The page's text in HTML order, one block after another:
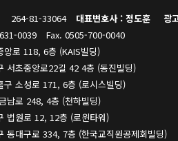
264-81-33064 대표변호사 : 정도훈
광
0039
Fax. 0505-700-0040
앙로 118, 6층 (KAIS빌딩)
서초중앙로22길 42 4층 (동진빌딩)
구 소성로 171, 6층 (로시스빌딩)
남로 248, 4층 (천하빌딩)
법원로 12, 12층 (로윈타워)
동대구로 334, 7층 (한국교직원공제회빌딩)